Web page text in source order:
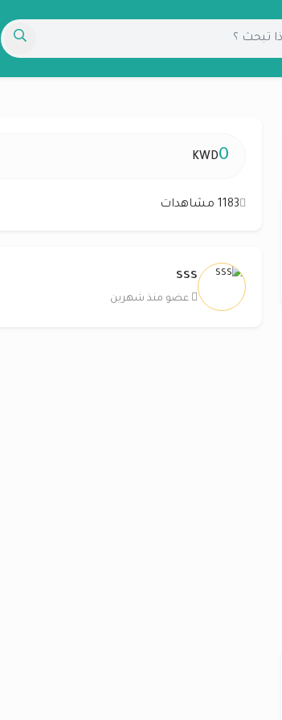
0
KWD
1183 مشاهدات
sss
عضو منذ شهرين